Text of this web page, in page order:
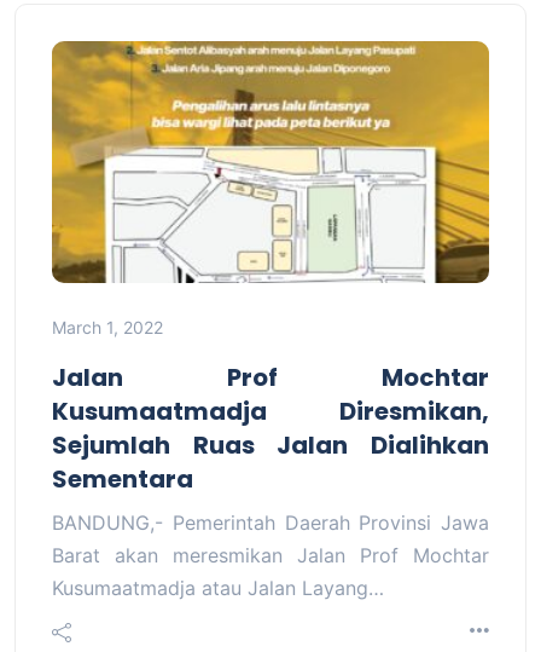
March 1, 2022
Jalan Prof Mochtar
Kusumaatmadja Diresmikan,
Sejumlah Ruas Jalan Dialihkan
Sementara
BANDUNG,- Pemerintah Daerah Provinsi Jawa
Barat akan meresmikan Jalan Prof Mochtar
Kusumaatmadja atau Jalan Layang…